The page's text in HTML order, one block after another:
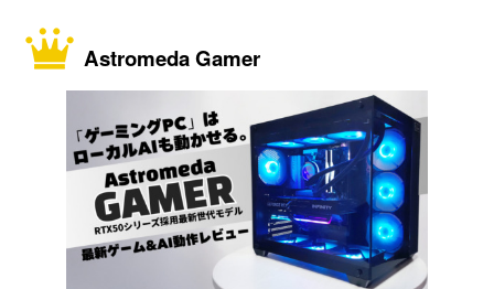
Astromeda Gamer